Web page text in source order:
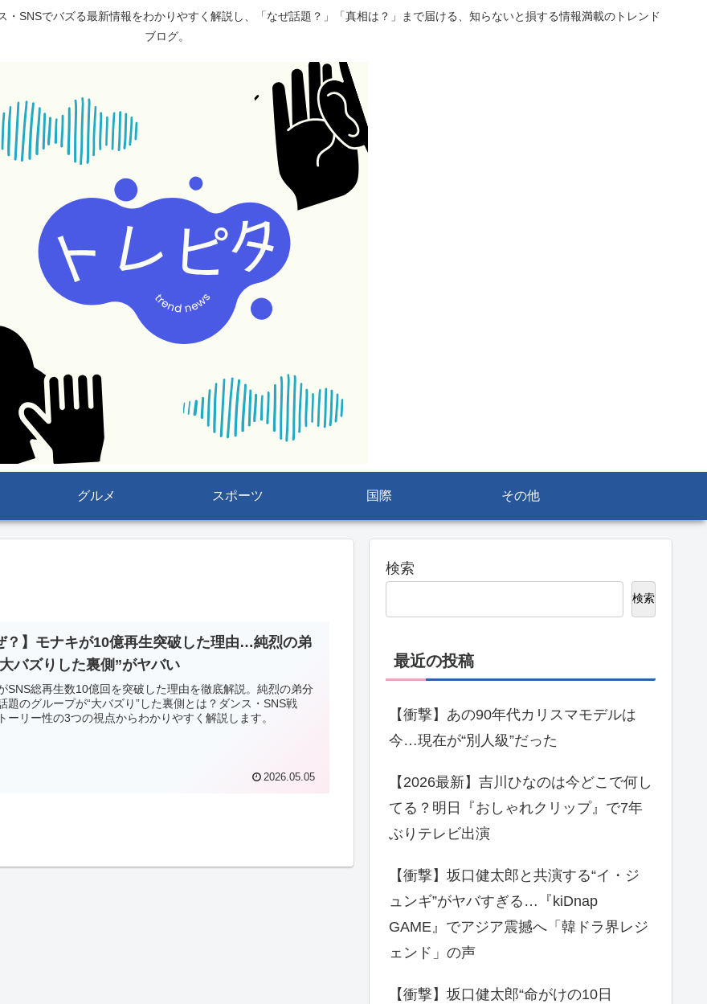
・SNSでバズる最新情報をわかりやすく解説し、「なぜ話題？」「真相は？」まで届ける、知らないと損する情報満載のトレンド
ブログ。
グルメ スポーツ 国際 その他
？】モナキが10億再生突破した理由…純烈の弟
バズりした裏側”がヤバい
SNS総再生数10億回を突破した理由を徹底解説。純烈の弟分
題のグループが“大バズり”した裏側とは？ダンス・SNS戦
ーリー性の3つの視点からわかりやすく解説します。
2026.05.05
検索
検索
最近の投稿
【衝撃】あの90年代カリスマモデルは
今…現在が“別人級”だった
【2026最新】吉川ひなのは今どこで何し
てる？明日『おしゃれクリップ』で7年
ぶりテレビ出演
【衝撃】坂口健太郎と共演する“イ・ジ
ュンギ”がヤバすぎる…『kiDnap
GAME』でアジア震撼へ「韓ドラ界レジ
ェンド」の声
【衝撃】坂口健太郎“命がけの10日